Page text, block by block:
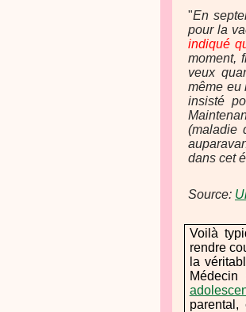
"En
pour la
indiqué
moment,
veux
même eu
insisté
(maladie
dans cet
Source:
Voilà
rendre
la